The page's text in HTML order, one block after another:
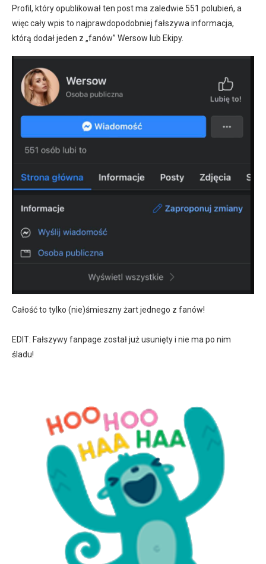
Profil, który opublikował ten post ma zaledwie 551 polubień, a
więc cały wpis to najprawdopodobniej fałszywa informacja,
którą dodał jeden z „fanów” Wersow lub Ekipy.
Całość to tylko (nie)śmieszny żart jednego z fanów!
EDIT: Fałszywy fanpage został już usunięty i nie ma po nim
śladu!